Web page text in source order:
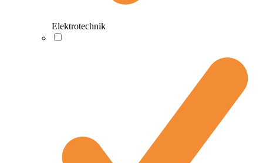
Elektrotechnik